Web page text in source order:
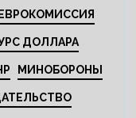
ЕВРОКОМИССИЯ
ДОЛЛАРА
МИНОБОРОНЫ